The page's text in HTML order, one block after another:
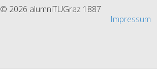
© 2026 alumniTUGraz 1887
Impressum